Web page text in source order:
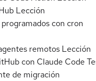
Lección
con cron
remotos Lección
con Claude Code
de migración